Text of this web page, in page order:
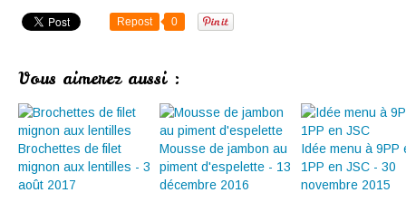
Repost 0
Vous aimerez aussi :
Brochettes de filet
mignon aux lentilles - 3
août 2017
Mousse de jambon au
piment d'espelette - 13
décembre 2016
Idée menu à 9PP
1PP en JSC - 30
novembre 2015